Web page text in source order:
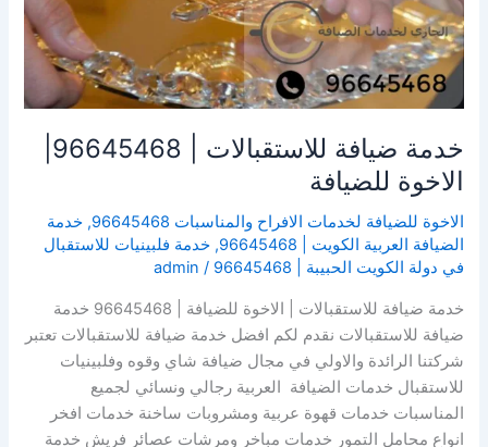
الاخوة للضيافة
الاخوة للضيافة لخدمات الافراح والمناسبات 96645468 ,خدمة
الضيافة العربية الكويت | 96645468
,خدمة فلبينيات للاستقبال
في دولة الكويت الحبيبة | 96645468
/
admin
خدمة ضيافة للاستقبالات | الاخوة للضيافة | 96645468 خدمة
ضيافة للاستقبالات نقدم لكم افضل خدمة ضيافة للاستقبالات تعتبر
شركتنا الرائدة والاولي في مجال ضيافة شاي وقوه وفلبينيات
للاستقبال خدمات الضيافة العربية رجالي ونسائي لجميع
المناسبات خدمات قهوة عربية ومشروبات ساخنة خدمات افخر
انواع محامل التمور خدمات مباخر ومرشات عصائر فريش خدمة